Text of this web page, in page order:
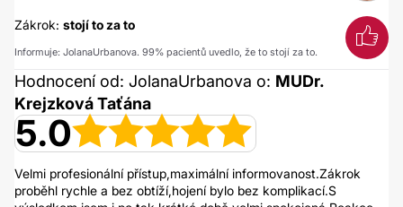
Zákrok: stojí to za to
Informuje: JolanaUrbanova. 99% pacientů uvedlo, že to stojí za to.
Hodnocení od: JolanaUrbanova o: MUDr.
Krejzková Taťána
5.0
Velmi profesionální přístup,maximální informovanost.Zákrok
proběhl rychle a bez obtíží,hojení bylo bez komplikací.S